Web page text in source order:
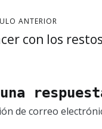
ANTERIOR
con los
de correo